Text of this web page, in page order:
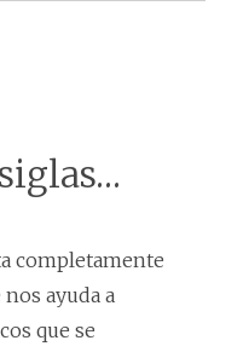
completamente
ayuda a
que se